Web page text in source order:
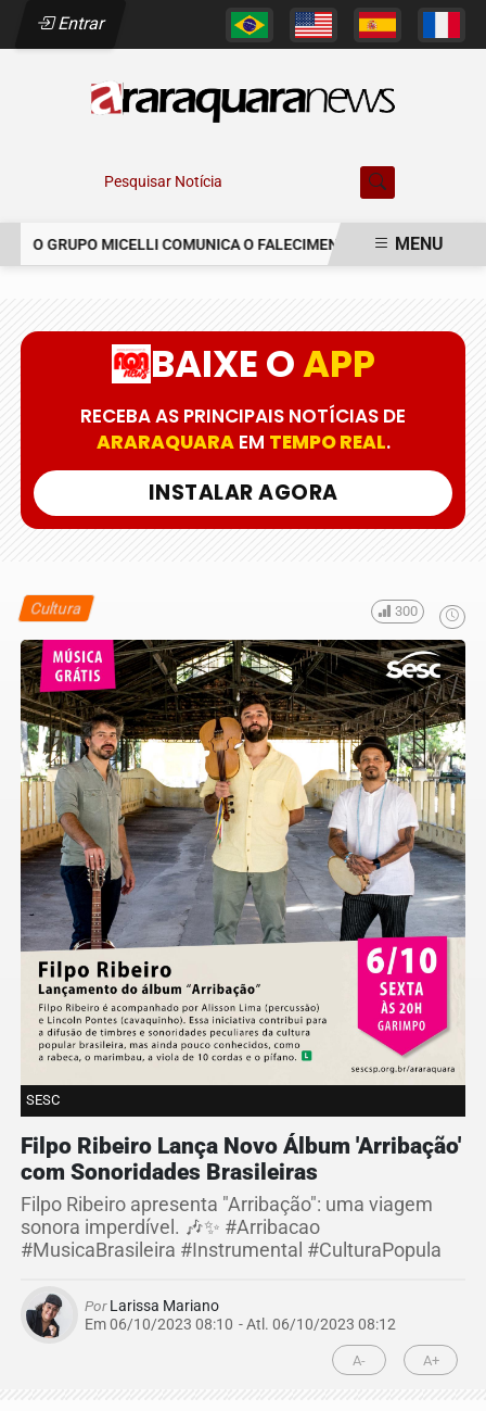
Entrar
Pesquisar Notícia
O GRUPO MICELLI COMUNICA O FALECIMENTO DO SR. MARCELO
MENU
BAIXE OAPP
RECEBA AS PRINCIPAIS NOTÍCIAS DE
ARARAQUARAEM TEMPO REAL.
INSTALAR AGORA
Cultura 300
SESC
Filpo Ribeiro Lança Novo Álbum 'Arribação'
com Sonoridades Brasileiras
Filpo Ribeiro apresenta "Arribação": uma viagem
sonora imperdível. 🎶✨ #Arribacao
#MusicaBrasileira #Instrumental #CulturaPopula
PorLarissa Mariano
Em 06/10/2023 08:10 - Atl. 06/10/2023 08:12
A- A+